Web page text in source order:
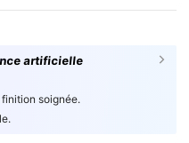
artificielle
soignée.